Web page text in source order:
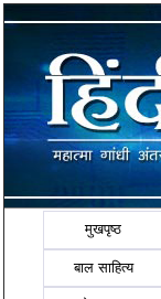
मुखपृष्ठ
बाल साहित्य